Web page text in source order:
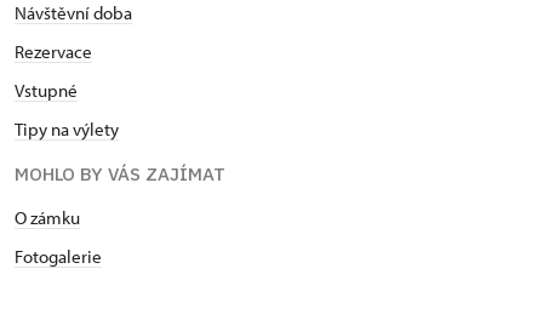
Návštěvní doba
Rezervace
Vstupné
Tipy na výlety
MOHLO BY VÁS ZAJÍMAT
O zámku
Fotogalerie